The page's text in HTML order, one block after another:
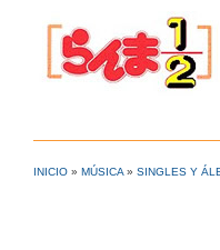
INICIO » MÚSICA » SINGLES Y